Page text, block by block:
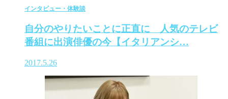
インタビュー・体験談
自分のやりたいことに正直に 人気のテレビ
番組に出演俳優の今【イタリアンシ…
2017.5.26